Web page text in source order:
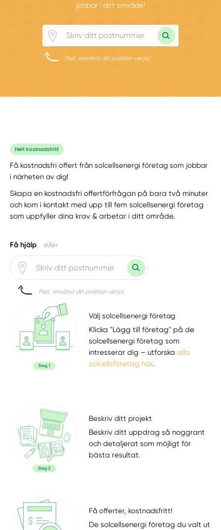
jobbar i ditt område!
Psst, använd din position vetja!
Helt kostnadsfritt
Få kostnadsfri offert från solcellsenergi företag som jobbar
i närheten av dig!
Skapa en kostnadsfri offertförfrågan på bara två minuter
och kom i kontakt med upp till fem solcellsenergi företag
som uppfyller dina krav & arbetar i ditt område.
Få hjälp eller
Psst, använd din position vetja!
Välj solcellsenergi företag
Klicka "Lägg till företag" på de
solcellsenergi företag som
intresserar dig – utforskaalla
solcellsföretag här.
Beskriv ditt projekt
Beskriv ditt uppdrag så noggrant
och detaljerat som möjligt för
bästa resultat.
Få offerter, kostnadsfritt!
De solcellsenergi företag du valt ut